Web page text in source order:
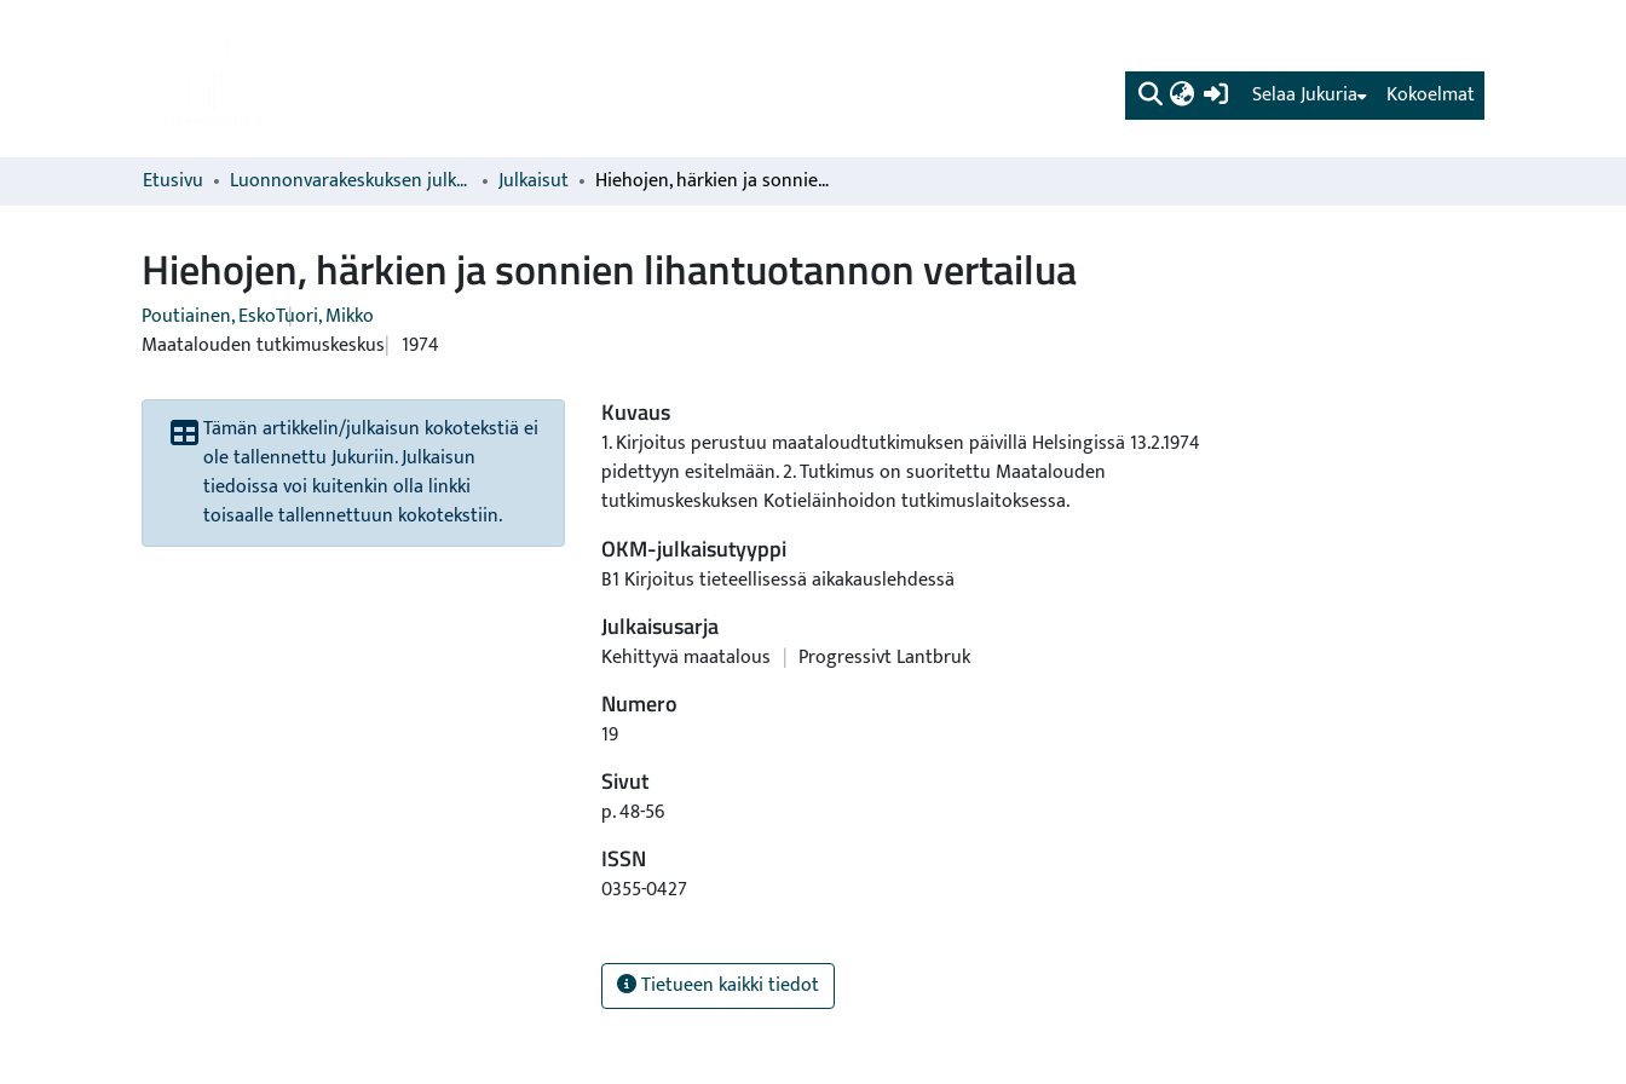
(current) Kokoelmat
Selaa Jukuria
Etusivu Luonnonvarakeskuksen julkaisut Julkaisut Hiehojen, härkien ja sonnien lihantuotannon vertailua
Hiehojen, härkien ja sonnien lihantuotannon vertailua
Poutiainen, EskoTuori, Mikko
Maatalouden tutkimuskeskus 1974
Tämän artikkelin/julkaisun kokotekstiä ei
ole tallennettu Jukuriin. Julkaisun
tiedoissa voi kuitenkin olla linkki
toisaalle tallennettuun kokotekstiin.
Kuvaus
1. Kirjoitus perustuu maataloudtutkimuksen päivillä Helsingissä 13.2.1974
pidettyyn esitelmään. 2. Tutkimus on suoritettu Maatalouden
tutkimuskeskuksen Kotieläinhoidon tutkimuslaitoksessa.
OKM-julkaisutyyppi
B1 Kirjoitus tieteellisessä aikakauslehdessä
Julkaisusarja
Kehittyvä maatalous | Progressivt Lantbruk
Numero
19
Sivut
p. 48-56
ISSN
0355-0427
Tietueen kaikki tiedot